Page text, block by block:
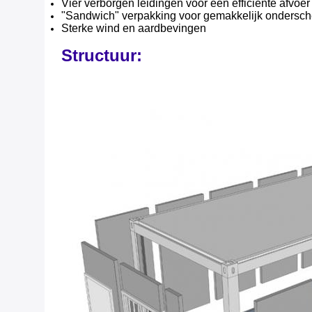
Vier verborgen leidingen voor een efficiënte afvoer
"Sandwich" verpakking voor gemakkelijk
Sterke wind en aardbevingen
Structuur: